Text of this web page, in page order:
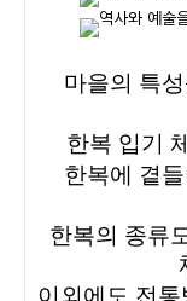
마을의 특
한복 입기
한복에 곁
한복의 종류
이외에도 전통